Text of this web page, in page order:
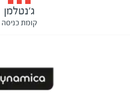
ג'נטלמן
קומת כניסה